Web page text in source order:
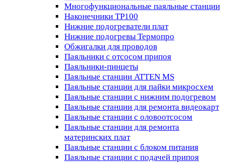
Многофункциональные паяльные станции
Наконечники TP100
Нижние подогреватели плат
Нижние подогревы Термопро
Обжигалки для проводов
Паяльники с отсосом припоя
Паяльники-пинцеты
Паяльные станции ATTEN MS
Паяльные станции для пайки микросхем
Паяльные станции с нижним подогревом
Паяльные станции для ремонта видеокарт
Паяльные станции с оловоотсосом
Паяльные станции для ремонта
материнских плат
Паяльные станции с блоком питания
Паяльные станции с подачей припоя